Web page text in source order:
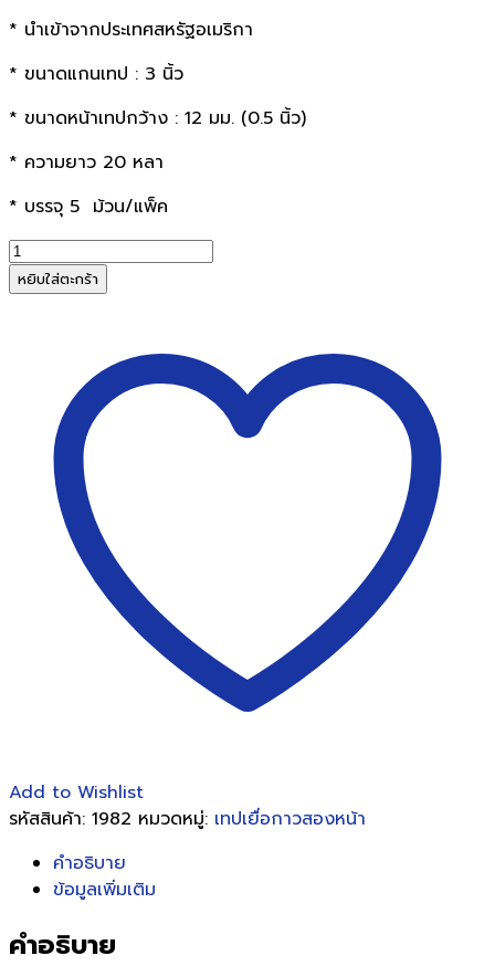
* นำเข้าจากประเทศสหรัฐอเมริกา
* ขนาดแกนเทป : 3 นิ้ว
* ขนาดหน้าเทปกว้าง : 12 มม. (0.5 นิ้ว)
* ความยาว 20 หลา
* บรรจุ 5 ม้วน/แพ็ค
จำนวน
MBA
เทป
20หลา
หยิบใส่ตะกร้า
Add to Wishlist
รหัสสินค้า: 1982 หมวดหมู่: เทปเยื่อกาวสองหน้า
คำอธิบาย
ข้อมูลเพิ่มเติม
คำอธิบาย